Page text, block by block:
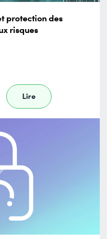
protection des
risques
Lire